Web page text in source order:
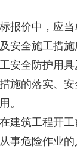
价中，应当
安全施工措
安全防护用
施的落实、
。
筑工程开工
事危险作业